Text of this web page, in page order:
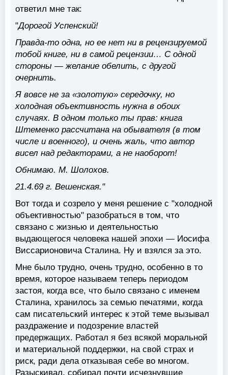
ответил мне так:
"Дорогой Успенский!
Правда-то одна, но ее нет ни в рецензируемой
тобой книге, ни в самой рецензии… С одной
стороны — желание обелить, с другой
очернить.
Я вовсе не за «золотую» середочку, но
холодная объективность нужна в обоих
случаях. В одном только ты прав: книга
Штеменко рассчитана на обывателя (в том
числе и военного), и очень жаль, что автор
висел над редакторами, а не наоборот!
Обнимаю. М. Шолохов.
21.4.69 г. Вешенская."
Вот тогда и созрело у меня решение с "холодной
объективностью" разобраться в том, что
связано с жизнью и деятельностью
выдающегося человека нашей эпохи — Иосифа
Виссарионовича Сталина. Ну и взялся за это.
Мне было трудно, очень трудно, особенно в то
время, которое называем теперь периодом
застоя, когда все, что было связано с именем
Сталина, хранилось за семью печатями, когда
сам писательский интерес к этой теме вызывал
раздражение и подозрение властей
предержащих. Работал я без всякой моральной
и материальной поддержки, на свой страх и
риск, ради дела отказывая себе во многом.
Разыскивал, собирал почти исчезнувшие